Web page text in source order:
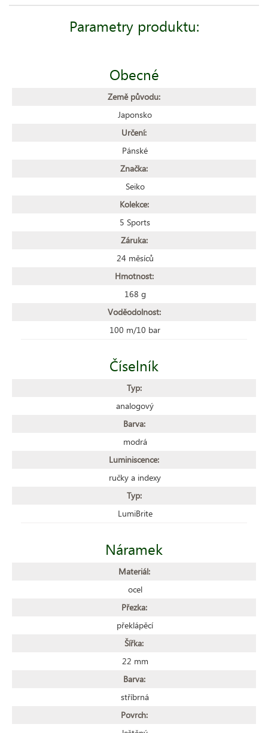
Parametry produktu:
Obecné
Země původu:
Japonsko
Určení:
Pánské
Značka:
Seiko
Kolekce:
5 Sports
Záruka:
24 měsíců
Hmotnost:
168 g
Voděodolnost:
100 m/10 bar
Číselník
Typ:
analogový
Barva:
modrá
Luminiscence:
ručky a indexy
Typ:
LumiBrite
Náramek
Materiál:
ocel
Přezka:
překlápěcí
Šířka:
22 mm
Barva:
stříbrná
Povrch: